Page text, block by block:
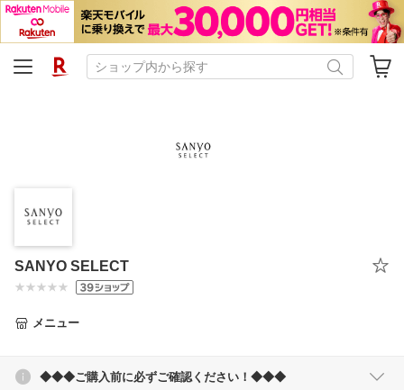
SANYO SELECT
メニュー
◆◆◆ご購入前に必ずご確認ください！◆◆◆